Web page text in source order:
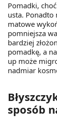
Pomadki,
usta. Ponadto
matowe
pomniejsza
bardziej
pomadkę, a
up może
nadmiar
sposób